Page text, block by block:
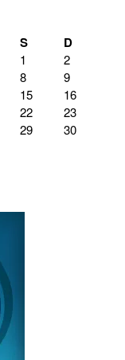
S D
1
2
8
9
15
16
22
23
29
30